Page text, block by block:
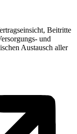
Beitritte
und
Austausch aller